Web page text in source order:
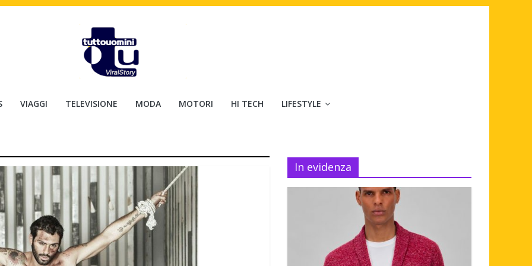
VIAGGI TELEVISIONE MODA MOTORI HI TECH LIFESTYLE
In evidenza